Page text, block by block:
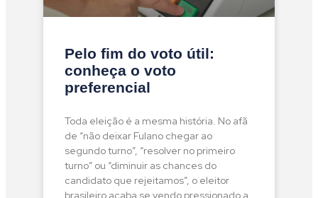
Pelo fim do voto útil:
conheça o voto
preferencial
Toda eleição é a mesma história. No afã
de “não deixar Fulano chegar ao
segundo turno”, “resolver no primeiro
turno” ou “diminuir as chances do
candidato que rejeitamos”, o eleitor
brasileiro acaba se vendo pressionado a